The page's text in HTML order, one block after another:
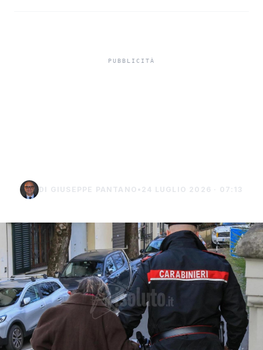
DI GIUSEPPE PANTANO • 24 LUGLIO 2026 · 07:13